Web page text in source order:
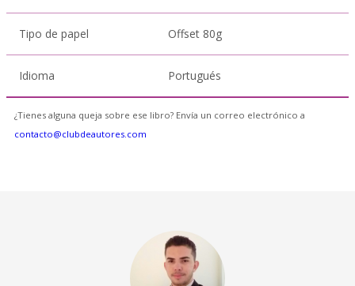
Tipo de papel Offset 80g
Idioma Portugués
¿Tienes alguna queja sobre ese libro? Envía un correo electrónico a
contacto@clubdeautores.com